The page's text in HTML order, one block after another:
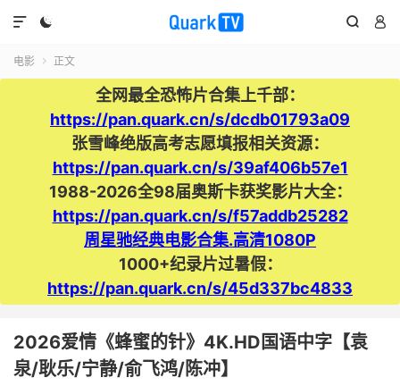
  

电影  正文
全网最全恐怖片合集上千部：
https://pan.quark.cn/s/dcdb01793a09
张雪峰绝版高考志愿填报相关资源：
https://pan.quark.cn/s/39af406b57e1
1988-2026全98届奥斯卡获奖影片大全：
https://pan.quark.cn/s/f57addb25282
周星驰经典电影合集.高清1080P
1000+纪录片过暑假：
https://pan.quark.cn/s/45d337bc4833
2026爱情《蜂蜜的针》4K.HD国语中字【袁
泉/耿乐/宁静/俞飞鸿/陈冲】